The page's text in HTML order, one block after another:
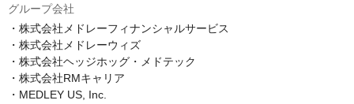
グループ会社
・株式会社メドレーフィナンシャルサービス
・株式会社メドレーウィズ
・株式会社ヘッジホッグ・メドテック
・株式会社RMキャリア
・MEDLEY US, Inc.